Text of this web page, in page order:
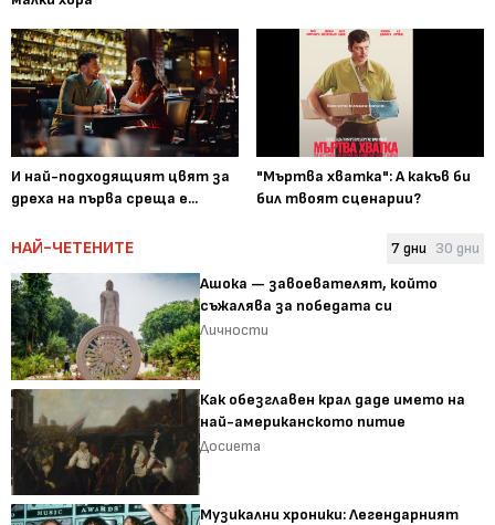
И най-подходящият цвят за
дреха на първа среща е...
"Мъртва хватка": А какъв би
бил твоят сценарии?
НАЙ-ЧЕТЕНИТЕ 7 дни 30 дни
Ашока — завоевателят, който
съжалява за победата си
Личности
Как обезглавен крал даде името на
най-американското питие
Досиета
Музикални хроники: Легендарният